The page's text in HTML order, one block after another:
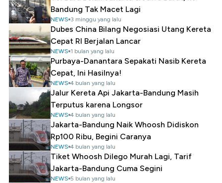
Bandung Tak Macet Lagi
NEWS 3 minggu yang lalu
Dubes China Bilang Negosiasi Utang Kereta
Cepat RI Berjalan Lancar
NEWS 1 bulan yang lalu
Purbaya-Danantara Sepakati Nasib Kereta
Cepat, Ini Hasilnya!
NEWS 4 bulan yang lalu
Jalur Kereta Api Jakarta-Bandung Masih
Terputus karena Longsor
NEWS 4 bulan yang lalu
Jakarta-Bandung Naik Whoosh Didiskon
Rp100 Ribu, Begini Caranya
NEWS 4 bulan yang lalu
Tiket Whoosh Dilego Murah Lagi, Tarif
Jakarta-Bandung Cuma Segini
NEWS 5 bulan yang lalu